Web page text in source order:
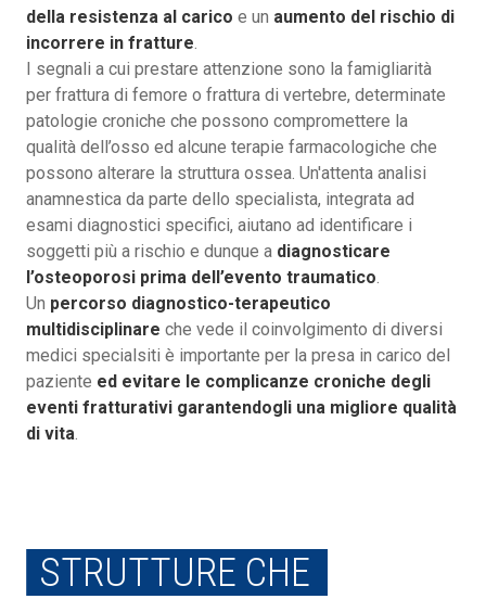
della resistenza al carico e un aumento del rischio di
incorrere in fratture.
I segnali a cui prestare attenzione sono la famigliarità
per frattura di femore o frattura di vertebre, determinate
patologie croniche che possono compromettere la
qualità dell’osso ed alcune terapie farmacologiche che
possono alterare la struttura ossea. Un'attenta analisi
anamnestica da parte dello specialista, integrata ad
esami diagnostici specifici, aiutano ad identificare i
soggetti più a rischio e dunque a diagnosticare
l’osteoporosi prima dell’evento traumatico.
Un percorso diagnostico-terapeutico
multidisciplinare che vede il coinvolgimento di diversi
medici specialsiti è importante per la presa in carico del
paziente ed evitare le complicanze croniche degli
eventi fratturativi garantendogli una migliore qualità
di vita.
STRUTTURE CHE